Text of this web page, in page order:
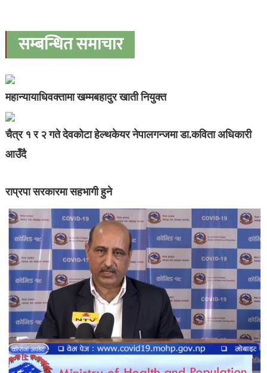
सम्बन्धित समाचार
महान्यायाधिवक्तामा खम्मबहादुर खाती नियुक्त
चैत्र १ र २ गते देवकोटा हेल्थकेयर नेपालगन्जमा डा.कविता अधिकारी
आउँदै
राप्रपा सरकारमा सहभागी हुने